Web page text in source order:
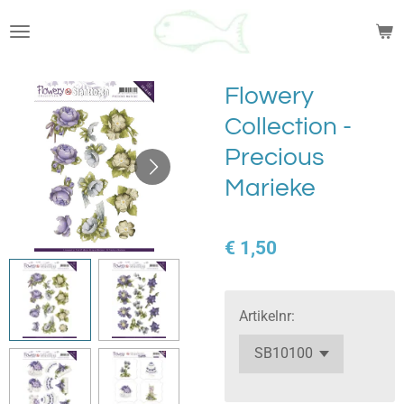
direct
hoofdinhoud
Flowery
Collection -
Precious
Marieke
€ 1,50
Artikelnr: